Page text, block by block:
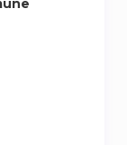
les
pourrez
!